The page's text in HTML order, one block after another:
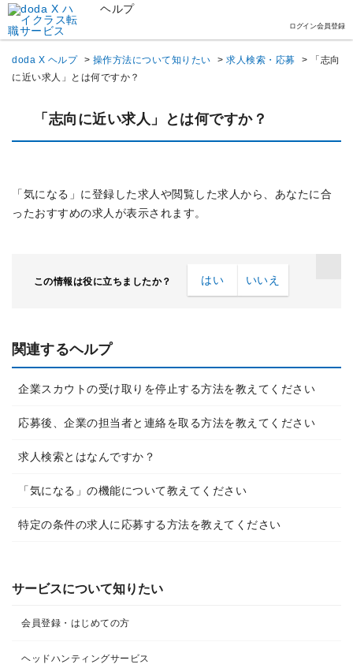
ヘルプ
ログイン会員登録
doda X ヘルプ > 操作方法について知りたい > 求人検索・応募 >
「志向
に近い求人」とは何ですか？
サービスについて知りたい
会員登録・はじめての方
ヘッドハンティングサービス
「志向に近い求人」とは何ですか？
「気になる」に登録した求人や閲覧した求人から、あなたに合
ったおすすめの求人が表示されます。
この情報は役に立ちましたか？ はい いいえ
関連するヘルプ
企業スカウトの受け取りを停止する方法を教えてください
応募後、企業の担当者と連絡を取る方法を教えてください
求人検索とはなんですか？
「気になる」の機能について教えてください
特定の条件の求人に応募する方法を教えてください